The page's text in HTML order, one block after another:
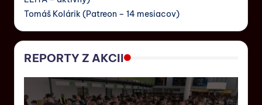
Tomáš Kolárik (Patreon – 14 mesiacov)
REPORTY Z AKCII